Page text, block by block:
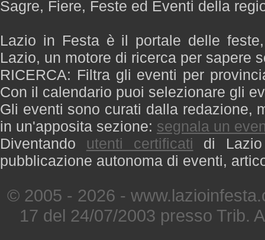
Sagre, Fiere, Feste ed Eventi della
Lazio in Festa è il portale delle
Lazio, un motore di ricerca per sapere
RICERCA: Filtra gli eventi per
Con il calendario puoi selezionare gli
Gli eventi sono curati dalla redazione,
in un'apposita sezione: segnala un
Diventando utenti certificati di
pubblicazione autonoma di eventi,
© 2005 - 2026 -
17 del 24/07/2003 presso Trib.